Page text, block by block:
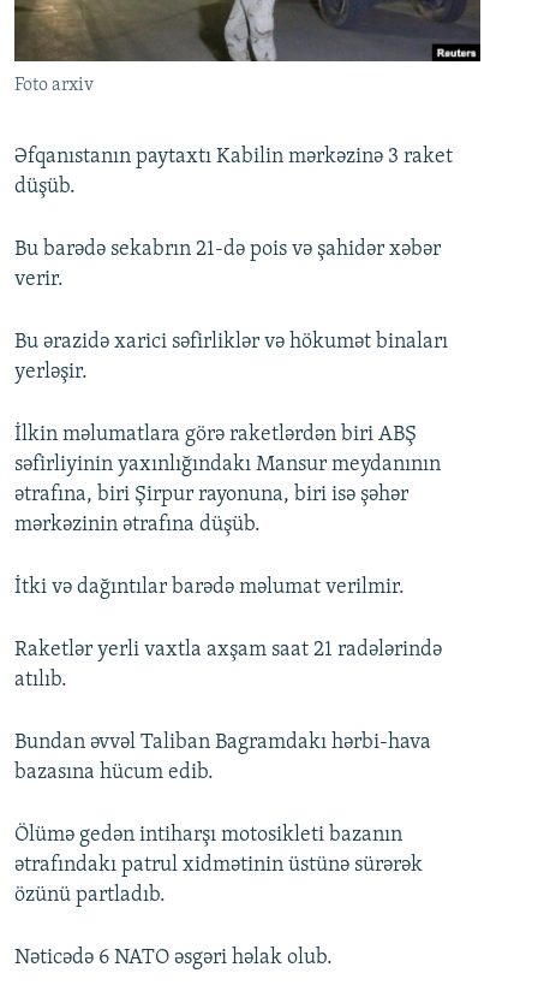
İNFOQRAFIKA
KARIKATURA
AZƏRBAYCAN ƏDƏBIYYATI KITABXANASI
İSLAM VƏ DEMOKRATIYA
MISSIYAMIZ
PEŞƏ ETIKASI VƏ JURNALISTIKA STANDARTLARIMIZ
AZADLIQRADIOSU MOBIL TELEFONUNUZDA
BIZIMLƏ ƏLAQƏ
XƏBƏR BÜLLETENLƏRIMIZ
BIZI IZLƏ
RFE/RL-in bütün saytları
Foto arxiv
Əfqanıstanın paytaxtı Kabilin mərkəzinə 3 raket
düşüb.
Bu barədə sekabrın 21-də pois və şahidər xəbər
verir.
Bu ərazidə xarici səfirliklər və hökumət binaları
yerləşir.
İlkin məlumatlara görə raketlərdən biri ABŞ
səfirliyinin yaxınlığındakı Mansur meydanının
ətrafına, biri Şirpur rayonuna, biri isə şəhər
mərkəzinin ətrafına düşüb.
İtki və dağıntılar barədə məlumat verilmir.
Raketlər yerli vaxtla axşam saat 21 radələrində
atılıb.
Bundan əvvəl Taliban Bagramdakı hərbi-hava
bazasına hücum edib.
Ölümə gedən intiharşı motosikleti bazanın
ətrafındakı patrul xidmətinin üstünə sürərək
özünü partladıb.
Nəticədə 6 NATO əsgəri həlak olub.